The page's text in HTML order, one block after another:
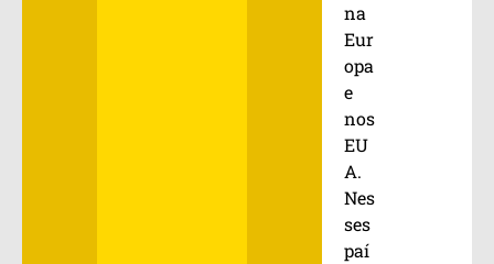
na
Eur
opa
e
nos
EU
A.
Nes
ses
paí